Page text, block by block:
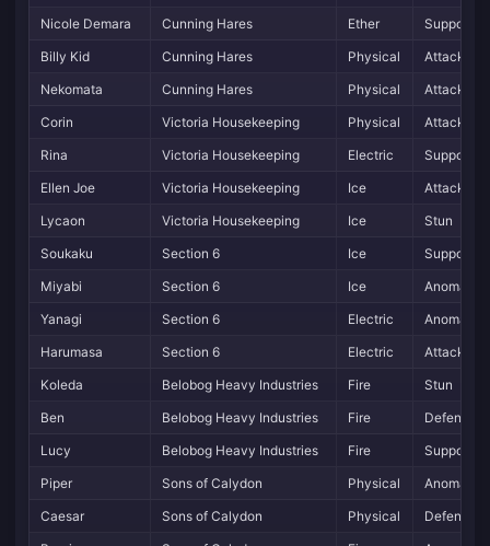
Nicole Demara
Cunning Hares Ether
Support
Billy Kid
Cunning Hares Physical
Attack
Nekomata
Cunning Hares Physical
Attack
Corin
Victoria Housekeeping Physical
Attack
Rina
Victoria Housekeeping Electric
Support
Ellen Joe
Victoria Housekeeping Ice
Attack
Lycaon
Victoria Housekeeping Ice
Stun
Soukaku
Section 6 Ice
Support
Miyabi
Section 6 Ice
Anomaly
Yanagi
Section 6 Electric
Anomaly
Harumasa
Section 6 Electric
Attack
Koleda
Belobog Heavy Industries Fire
Stun
Ben
Belobog Heavy Industries Fire
Defense
Lucy
Belobog Heavy Industries Fire
Support
Piper
Sons of Calydon Physical
Anomaly
Caesar
Sons of Calydon Physical
Defense